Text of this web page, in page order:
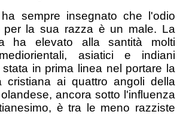
sempre insegnato che l'odio
per la sua razza è un male. La
ha elevato alla santità molti
asiatici e indiani
in prima linea nel portare la
ai quattro angoli della
ancora sotto l'influenza
è tra le meno razziste